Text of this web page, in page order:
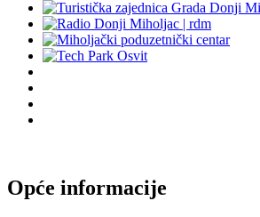
Opće informacije